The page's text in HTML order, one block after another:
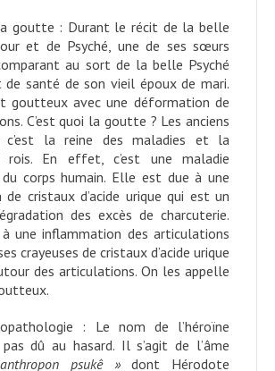
goutte : Durant le récit de la belle
et de Psyché, une de ses sœurs
au sort de la belle Psyché
de santé de son vieil époux de mari.
goutteux avec une déformation de
C’est quoi la goutte ? Les anciens
c’est la reine des maladies et la
rois. En effet, c’est une maladie
corps humain. Elle est due à une
de cristaux d’acide urique qui est un
des excès de charcuterie.
une inflammation des articulations
crayeuses de cristaux d’acide urique
des articulations. On les appelle
: Le nom de l’héroïne
pas dû au hasard. Il s’agit de l’âme
anthropon psukê »dont Hérodote